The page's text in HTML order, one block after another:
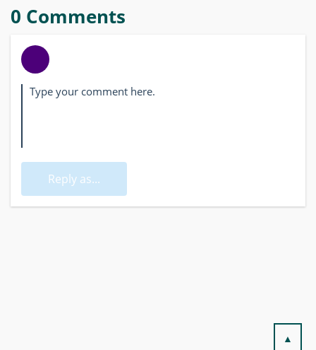
0 Comments
Reply as...
▲